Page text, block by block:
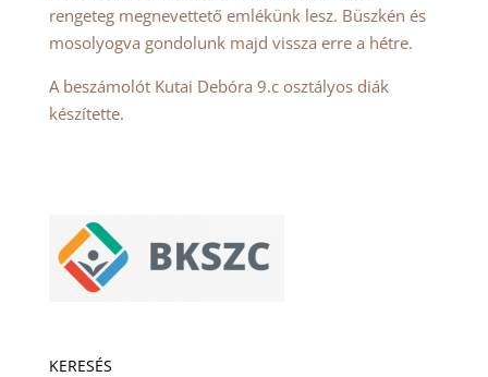
rengeteg megnevettető emlékünk lesz. Büszkén és
mosolyogva gondolunk majd vissza erre a hétre.
A beszámolót Kutai Debóra 9.c osztályos diák
készítette.
KERESÉS